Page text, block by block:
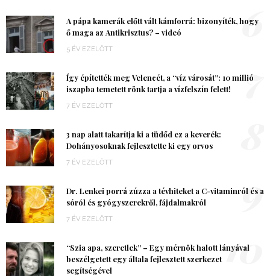
A pápa kamerák előtt vált kámforrá: bizonyíték, hogy
ő maga az Antikrisztus? – videó
5 ÉV EZELŐTT
6
Így építették meg Velencét, a “víz városát”: 10 millió
iszapba temetett rönk tartja a vízfelszín felett!
7 ÉV EZELŐTT
7
3 nap alatt takarítja ki a tüdőd ez a keverék:
Dohányosoknak fejlesztette ki egy orvos
7 ÉV EZELŐTT
Dr. Lenkei porrá zúzza a tévhiteket a C-vitaminról és a
sóról és gyógyszerekről, fájdalmakról
7 ÉV EZELŐTT
9
“Szia apa, szeretlek” – Egy mérnök halott lányával
beszélgetett egy általa fejlesztett szerkezet
segítségével
10